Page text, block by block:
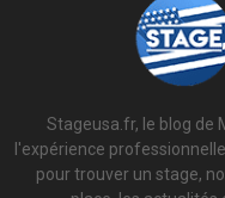
Stageusa.fr, le blog de
l'expérience
pour trouver un stage,